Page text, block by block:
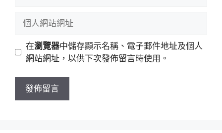
址
站
址
在瀏覽器中儲存顯示名稱、電子郵件地址及個人
網站網址，以供下次發佈留言時使用。